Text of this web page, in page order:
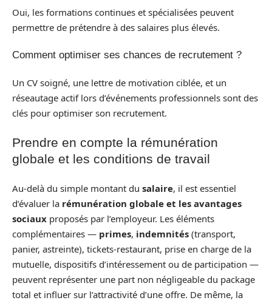
Oui, les formations continues et spécialisées peuvent
permettre de prétendre à des salaires plus élevés.
Comment optimiser ses chances de recrutement ?
Un CV soigné, une lettre de motivation ciblée, et un
réseautage actif lors d’événements professionnels sont des
clés pour optimiser son recrutement.
Prendre en compte la rémunération
globale et les conditions de travail
Au-delà du simple montant du salaire, il est essentiel
d’évaluer la rémunération globale et les avantages
sociaux proposés par l’employeur. Les éléments
complémentaires — primes, indemnités (transport,
panier, astreinte), tickets-restaurant, prise en charge de la
mutuelle, dispositifs d’intéressement ou de participation —
peuvent représenter une part non négligeable du package
total et influer sur l’attractivité d’une offre. De même, la